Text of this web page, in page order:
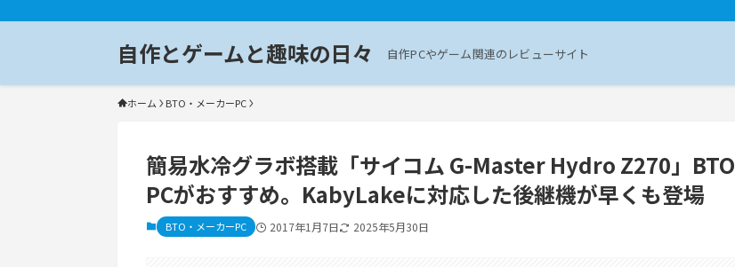
自作とゲームと趣味の日々 自作PCやゲーム関連のレビューサイト
ホーム BTO・メーカーPC
簡易水冷グラボ搭載「サイコム G-Master Hydro Z270」BTO
PCがおすすめ。KabyLakeに対応した後継機が早くも登場
BTO・メーカーPC 2017年1月7日 2025年5月30日